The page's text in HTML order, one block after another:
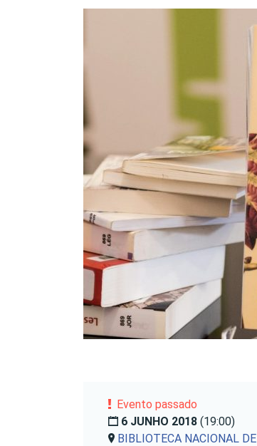
Evento passado
6 JUNHO 2018 (19:00)
BIBLIOTECA NACIONAL